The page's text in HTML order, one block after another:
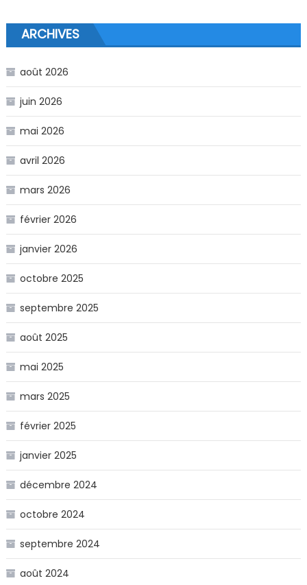
ARCHIVES
août 2026
juin 2026
mai 2026
avril 2026
mars 2026
février 2026
janvier 2026
octobre 2025
septembre 2025
août 2025
mai 2025
mars 2025
février 2025
janvier 2025
décembre 2024
octobre 2024
septembre 2024
août 2024